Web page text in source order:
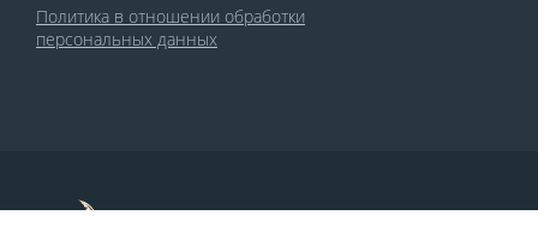
Политика в отношении обработки
персональных данных